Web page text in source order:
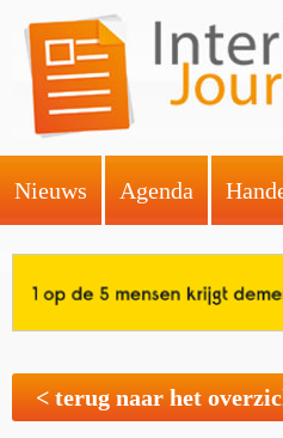
Nieuws Agenda
< terug naar het